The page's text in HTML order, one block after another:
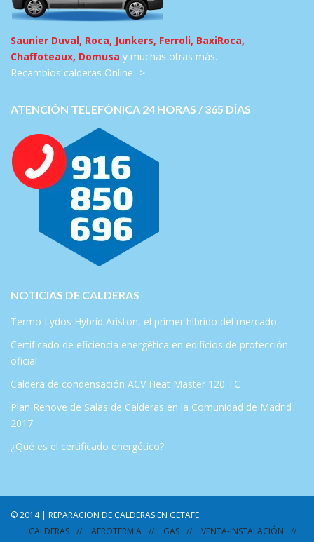
Saunier Duval, Roca, Junkers, Ferroli, BaxiRoca,
Chaffoteaux, Domusa y muchas otras más.
Recambios calderas Online ->
ATENCIÓN TELEFÓNICA 24 HORAS / 365 DÍAS
NOTICIAS DE CALDERAS
Termo Lydos Hybrid Ariston, el primer híbrido del mercado
Certificado de eficiencia energética en edificios de protección
oficial
Caldera de condensación ACV Heat Master 120 TC
Plan Renove de Salas de Calderas en la Comunidad de Madrid
2017
¿Qué es el certificado energético?
© 2014 | REPARACION DE CALDERAS EN GETAFE
CALDERAS
AEROTERMIA GAS
VENTA-INSTALACIÓN